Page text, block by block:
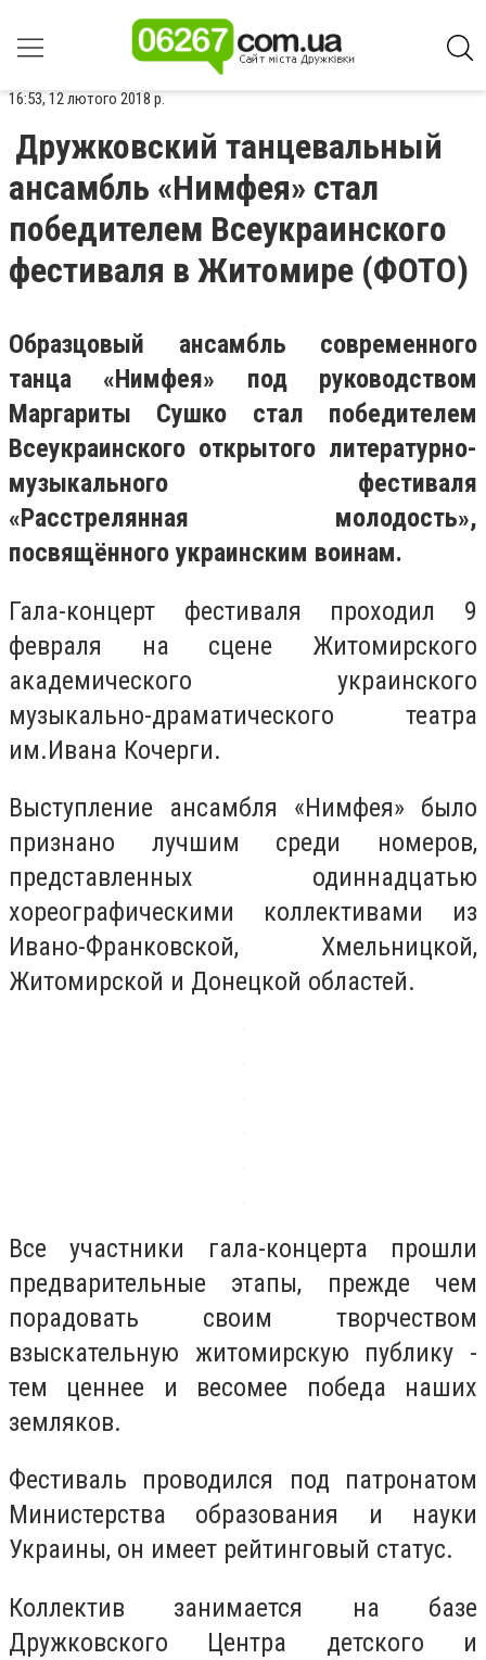
16:53, 12 лютого 2018 р.
Дружковский танцевальный
ансамбль «Нимфея» стал
победителем Всеукраинского
фестиваля в Житомире (ФОТО)
Образцовый ансамбль современного
танца «Нимфея» под руководством
Маргариты Сушко стал победителем
Всеукраинского открытого литературно-
музыкального фестиваля
«Расстрелянная молодость»,
посвящённого украинским воинам.
Гала-концерт фестиваля проходил 9
февраля на сцене Житомирского
академического украинского
музыкально-драматического театра
им.Ивана Кочерги.
Выступление ансамбля «Нимфея» было
признано лучшим среди номеров,
представленных одиннадцатью
хореографическими коллективами из
Ивано-Франковской, Хмельницкой,
Житомирской и Донецкой областей.
Все участники гала-концерта прошли
предварительные этапы, прежде чем
порадовать своим творчеством
взыскательную житомирскую публику -
тем ценнее и весомее победа наших
земляков.
Фестиваль проводился под патронатом
Министерства образования и науки
Украины, он имеет рейтинговый статус.
Коллектив занимается на базе
Дружковского Центра детского и